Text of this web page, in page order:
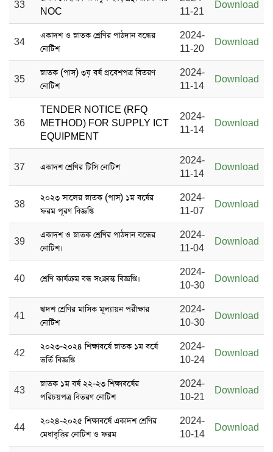
33
NOC
11-21
Download
34
একাদশ ও স্নাতক শ্রেণির পাঠদান বন্ধের
নোটিশ
2024-
11-20
Download
35
স্নাতক (পাস) ৩য় বর্ষ প্রবেশপত্র বিতরণ
নোটিশ
2024-
11-14
Download
36
TENDER NOTICE (RFQ
METHOD) FOR SUPPLY ICT
EQUIPMENT
2024-
11-14
Download
37 একাদশ শ্রেণির টিসি নোটিশ
2024-
11-14
Download
38
২০২৩ সালের স্নাতক (পাস) ১ম বর্ষের
ফরম পূরণ বিজ্ঞপ্তি
2024-
11-07
Download
39
একাদশ ও স্নাতক শ্রেণির পাঠদান বন্ধের
নোটিশ।
2024-
11-04
Download
40 শ্রেণি কার্যক্রম বন্ধ সংক্রান্ত বিজ্ঞপ্তি।
2024-
10-30
Download
41
দ্বাদশ শ্রেণির মাসিক মূল্যায়ন পরীক্ষার
নোটিশ
2024-
10-30
Download
42
২০২৩-২০২৪ শিক্ষাবর্ষে স্নাতক ১ম বর্ষে
ভর্তি বিজ্ঞপ্তি
2024-
10-24
Download
43
স্নাতক ১ম বর্ষ ২২-২৩ শিক্ষাবর্ষের
পরিচয়পত্র বিতরণ নোটিশ
2024-
10-21
Download
44
২০২৪-২০২৫ শিক্ষাবর্ষে একাদশ শ্রেণির
মেধাবৃত্তির নোটিশ ও ফরম
2024-
10-14
Download